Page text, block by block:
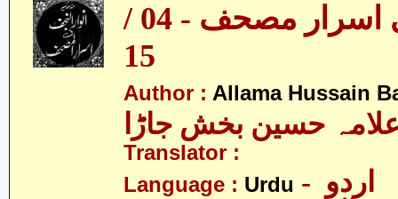
انوار نجف فی اسرار مصحف - 04 /
15
Author : Allama Hussain
حسین بخش جاڑا
Translator :
Language : Urdu